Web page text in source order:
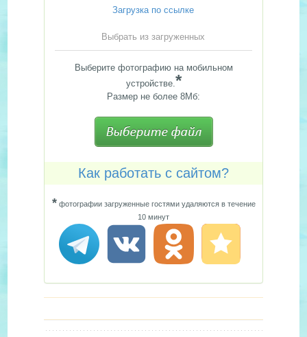
Загрузка по ссылке
Выбрать из загруженных
Выберите фотографию на мобильном
устройстве.*
Размер не более 8Мб:
Как работать с сайтом?
*фотографии загруженные гостями удаляются в течение
10 минут